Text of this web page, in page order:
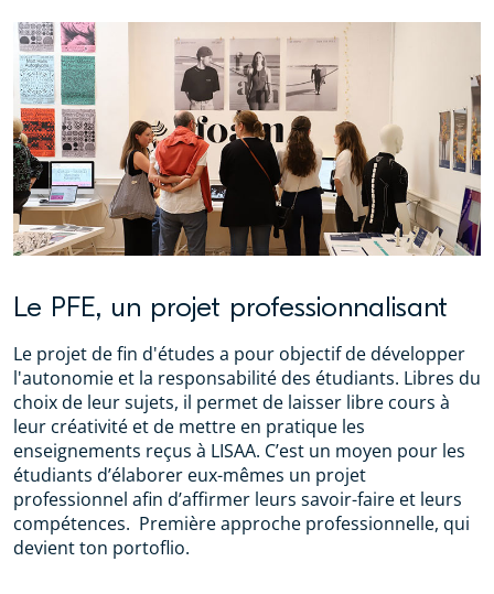
Le PFE, un projet professionnalisant
Le projet de fin d'études a pour objectif de développer
l'autonomie et la responsabilité des étudiants. Libres du
choix de leur sujets, il permet de laisser libre cours à
leur créativité et de mettre en pratique les
enseignements reçus à LISAA. C’est un moyen pour les
étudiants d’élaborer eux-mêmes un projet
professionnel afin d’affirmer leurs savoir-faire et leurs
compétences. Première approche professionnelle, qui
devient ton portoflio.